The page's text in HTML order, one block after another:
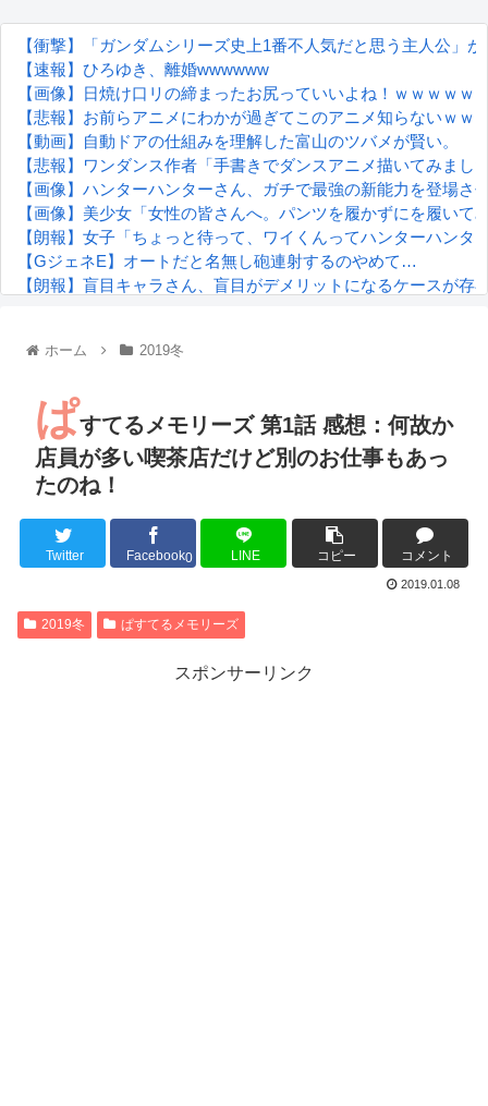
【衝撃】「ガンダムシリーズ史上1番不人気だと思う主人公
【速報】ひろゆき、離婚wwwwww
【画像】日焼け口リの締まったお尻っていいよね！ｗｗｗｗｗ
【悲報】お前らアニメにわかが過ぎてこのアニメ知らないｗｗ
【動画】自動ドアの仕組みを理解した富山のツバメが賢い。
【悲報】ワンダンス作者「手書きでダンスアニメ描いてみま
【画像】ハンターハンターさん、ガチで最強の新能力を登場さ
【画像】美少女「女性の皆さんへ。パンツを履かずにを履いて
【朗報】女子「ちょっと待って、ワイくんってハンターハン
【GジェネE】オートだと名無し砲連射するのやめて…
【朗報】盲目キャラさん、盲目がデメリットになるケースが存
『進撃の巨人』で一番面白いところってｗｗｗｗｗ
るろうに剣心 -明治剣客浪漫譚- 京都動乱 第33話の感想
同盟、帝国、フェザーン。生まれるなら何処がいいか問題！
Powered by livedoor 相互RSS
ホーム 2019冬
ぱすてるメモリーズ 第1話 感想：何故か
店員が多い喫茶店だけど別のお仕事もあっ
たのね！
Twitter Facebook0 LINE コピー コメント
2019.01.08
2019冬 ぱすてるメモリーズ
スポンサーリンク